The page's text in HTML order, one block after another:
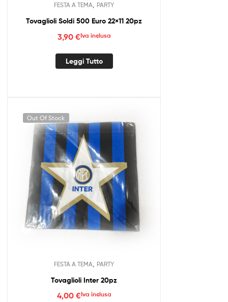
FESTA A TEMA PARTY
Tovaglioli Soldi 500 Euro 22×11 20pz
3,90 €Iva inclusa
Leggi Tutto
Out Of Stock
FESTA A TEMA PARTY
Tovaglioli Inter 20pz
4,00 €Iva inclusa